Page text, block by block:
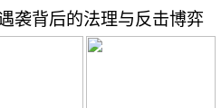
袭背后的法理与反击博弈